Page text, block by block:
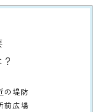
の堤防
前広場